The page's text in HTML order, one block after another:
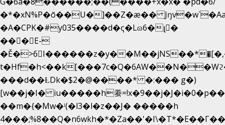
�*�xN%P�ō��U�]��Z�æ��
�A�CPK�#y035����d�ҁ�Lɷ6�լ�
���E-
�Ě�>6򁊔I������z�y�
���d��ȽDk�$2�@����* �:��� g�)
[w��j�I� iu�����h䖭=!x�9��j�J�i�0�p��
��m�{�Mw�ˡ(�l3�l�z��J� �����h